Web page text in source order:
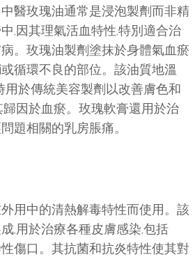
醫玫瑰油通常是浸泡製劑而非精
,因其理氣活血特性,特別適合治
。玫瑰油製劑塗抹於身體氣血瘀
循環不良的部位。該油質地溫
用於傳統美容製劑以改善膚色和
因於血瘀。玫瑰軟膏還用於治
題相關的乳房脹痛。
用中的清熱解毒特性而使用。該
,用於治療各種皮膚感染,包括
傷口。其抗菌和抗炎特性使其對